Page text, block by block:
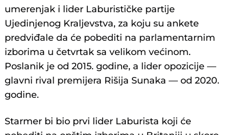
umerenjak i lider Laburističke partije
Ujedinjenog Kraljevstva, za koju su ankete
predviđale da će pobediti na parlamentarnim
izborima u četvrtak sa velikom većinom.
Poslanik je od 2015. godine, a lider opozicije —
glavni rival premijera Rišija Sunaka — od 2020.
godine.
Starmer bi bio prvi lider Laburista koji će